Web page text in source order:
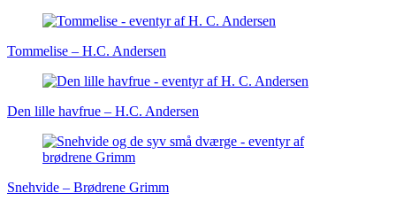
Tommelise – H.C. Andersen
Den lille havfrue – H.C. Andersen
Snehvide – Brødrene Grimm